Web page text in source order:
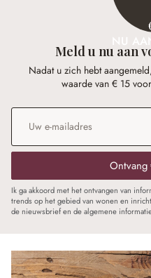
NU
Meld u nu aan
Nadat u zich hebt
waarde van € 15
E-mailadres
Ik ga akkoord met het ontvangen van
trends op het gebied van wonen en
de nieuwsbrief en de algemene